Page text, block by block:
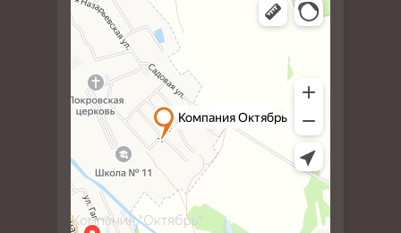
Компания "Октябрь"